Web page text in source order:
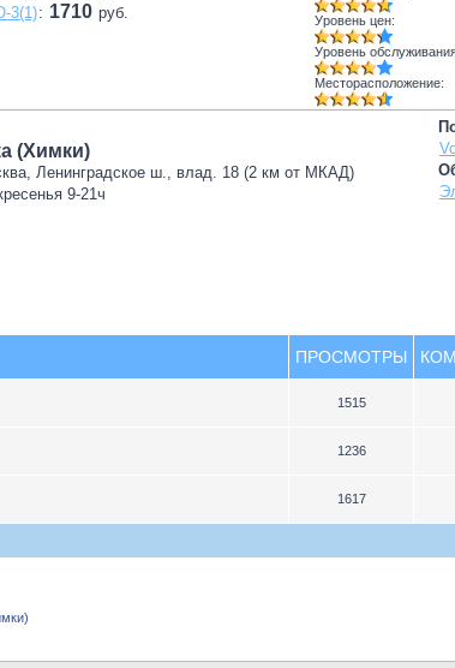
3(1): 1710 руб. Уровень цен:
Уровень
Месторасположение:
(Химки)
Ленинградское ш., влад. 18 (2 км от МКАД)
9-21ч
ПРОСМОТРЫ
1515
1236
1617